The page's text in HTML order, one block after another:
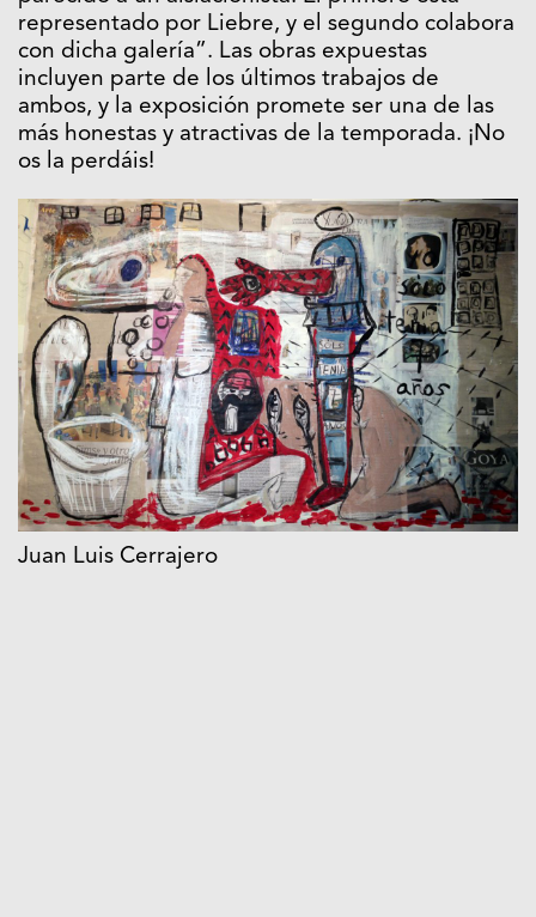
representado por Liebre, y el segundo colabora
con dicha galería”. Las obras expuestas
incluyen parte de los últimos trabajos de
ambos, y la exposición promete ser una de las
más honestas y atractivas de la temporada. ¡No
os la perdáis!
Juan Luis Cerrajero